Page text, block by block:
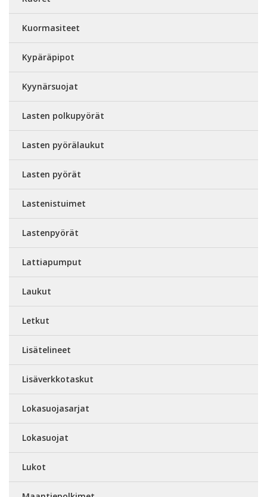
Kuormasiteet
Kypäräpipot
Kyynärsuojat
Lasten polkupyörät
Lasten pyörälaukut
Lasten pyörät
Lastenistuimet
Lastenpyörät
Lattiapumput
Laukut
Letkut
Lisätelineet
Lisäverkkotaskut
Lokasuojasarjat
Lokasuojat
Lukot